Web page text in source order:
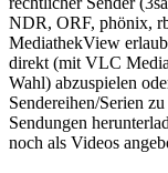
NDR, ORF, phönix,
MediathekView
direkt (mit VLC
Wahl) abzuspielen
Sendereihen/Serien
Sendungen
noch als Videos